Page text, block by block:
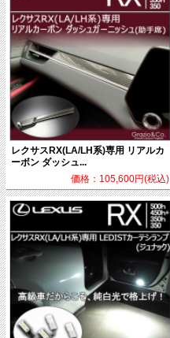
レクサスRX(LA/LH系)専用 リアルカ
ーボン ダッシュ...
価格：105,600円(税込)